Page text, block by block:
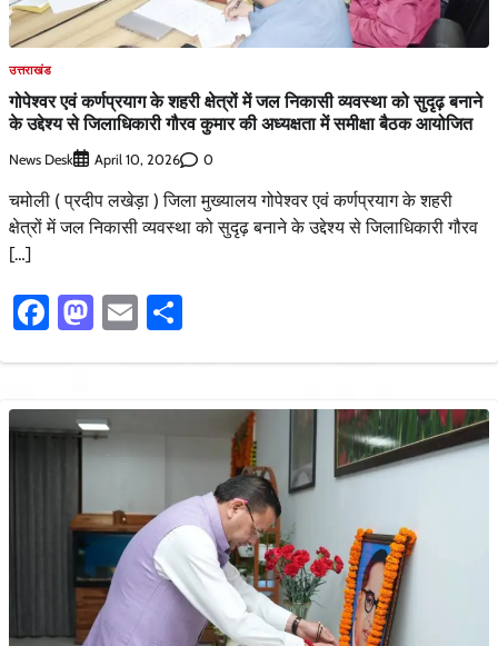
उत्तराखंड
गोपेश्वर एवं कर्णप्रयाग के शहरी क्षेत्रों में जल निकासी व्यवस्था को सुदृढ़ बनाने
के उद्देश्य से जिलाधिकारी गौरव कुमार की अध्यक्षता में समीक्षा बैठक आयोजित
News Desk April 10, 2026 0
चमोली ( प्रदीप लखेड़ा ) जिला मुख्यालय गोपेश्वर एवं कर्णप्रयाग के शहरी
क्षेत्रों में जल निकासी व्यवस्था को सुदृढ़ बनाने के उद्देश्य से जिलाधिकारी गौरव
[…]
Facebook
Mastodon
Email